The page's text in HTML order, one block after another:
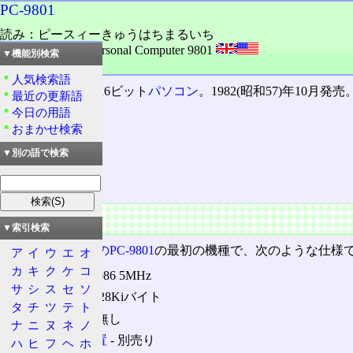
PC-9801
読み：ピースィーきゅうはちまるいち
外語：PC-9801: Personal Computer 9801
品詞：商品名
NECの開発した16ビットパソコン。1982(昭和57)年10月発売。
目次
概要
特徴
概要
シリーズとしてのPC-9801の最初の機種で、次のような仕様
CPU ‐ μPD8086 5MHz
メモリー ‐ 128Kiバイト
漢字ROM ‐ 無し
外部記憶装置 ‐ 別売り
▼機能別検索
人気検索語
最近の更新語
今日の用語
おまかせ検索
▼別の語で検索
▼索引検索
ア イ ウ エ オ
カ キ ク ケ コ
サ シ ス セ ソ
タ チ ツ テ
ト
ナ ニ ヌ ネ
ノ
ハ ヒ フ ヘ ホ